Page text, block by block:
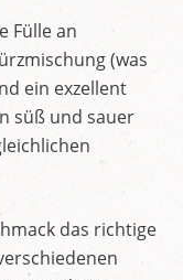
Fülle an
(was
ein exzellent
süß und sauer
das richtige